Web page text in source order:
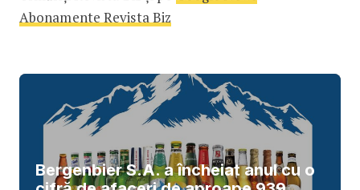
Abonamente Revista Biz
Bergenbier S.A. a încheiat anul cu o